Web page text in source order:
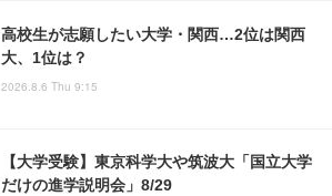
高校生が志願したい大学・関西…2位は関西
大、1位は？
2026.8.6 Thu 9:15
【大学受験】東京科学大や筑波大「国立大学
だけの進学説明会」8/29